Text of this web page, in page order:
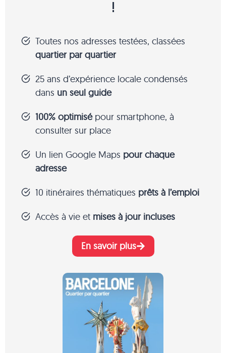
!
Toutes nos adresses testées, classées
quartier par quartier
25 ans d’expérience locale condensés
dans un seul guide
100% optimisépour smartphone, à
consulter sur place
Un lien Google Maps pour chaque
adresse
10 itinéraires thématiques prêts à l’emploi
Accès à vie et mises à jour incluses
En savoir plus